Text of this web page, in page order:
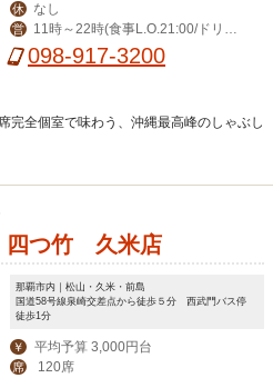
休 なし
営
11時～22時(食事L.O.21:00/ドリン
クL.O.21:30)※11時～14時まではラン
098-917-3200
完全個室で味わう、沖縄最高峰のしゃぶし
四つ竹 久米店
那覇市内｜松山・久米・前島
国道58号線泉崎交差点から徒歩５分 西武門バス停
徒歩1分
￥ 平均予算 3,000円台
席 120席